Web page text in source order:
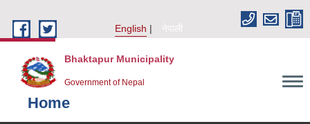
English
नेपाली
Bhaktapur Municipality
Government of Nepal
Home